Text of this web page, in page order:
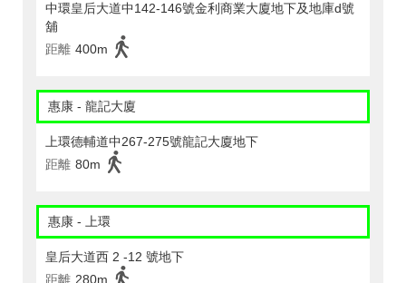
中環皇后大道中142-146號金利商業大廈地下及地庫d號
舖
距離 400m
惠康 - 龍記大廈
上環德輔道中267-275號龍記大廈地下
距離 80m
惠康 - 上環
皇后大道西 2 -12 號地下
距離 280m